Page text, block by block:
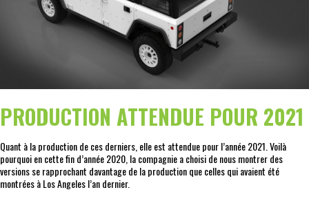
PRODUCTION ATTENDUE POUR 2021
Quant à la production de ces derniers, elle est attendue pour l’année 2021. Voilà
pourquoi en cette fin d’année 2020, la compagnie a choisi de nous montrer des
versions se rapprochant davantage de la production que celles qui avaient été
montrées à Los Angeles l’an dernier.